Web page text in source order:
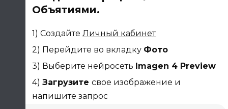
Объятиями.
1) Создайте Личный кабинет
2) Перейдите во вкладку Фото
3) Выберите нейросеть Imagen 4 Preview
4) Загрузите свое изображение и
напишите запрос